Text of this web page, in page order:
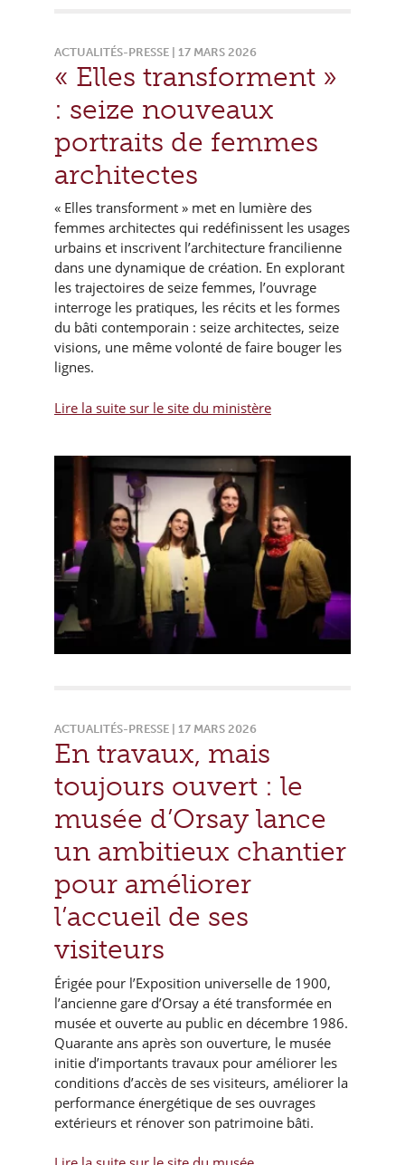
ACTUALITÉS-PRESSE | 17 MARS 2026
« Elles transforment »
: seize nouveaux
portraits de femmes
architectes
« Elles transforment » met en lumière des
femmes architectes qui redéfinissent les usages
urbains et inscrivent l’architecture francilienne
dans une dynamique de création. En explorant
les trajectoires de seize femmes, l’ouvrage
interroge les pratiques, les récits et les formes
du bâti contemporain : seize architectes, seize
visions, une même volonté de faire bouger les
lignes.
Lire la suite sur le site du ministère
ACTUALITÉS-PRESSE | 17 MARS 2026
En travaux, mais
toujours ouvert : le
musée d’Orsay lance
un ambitieux chantier
pour améliorer
l’accueil de ses
visiteurs
Érigée pour l’Exposition universelle de 1900,
l’ancienne gare d’Orsay a été transformée en
musée et ouverte au public en décembre 1986.
Quarante ans après son ouverture, le musée
initie d’importants travaux pour améliorer les
conditions d’accès de ses visiteurs, améliorer la
performance énergétique de ses ouvrages
extérieurs et rénover son patrimoine bâti.